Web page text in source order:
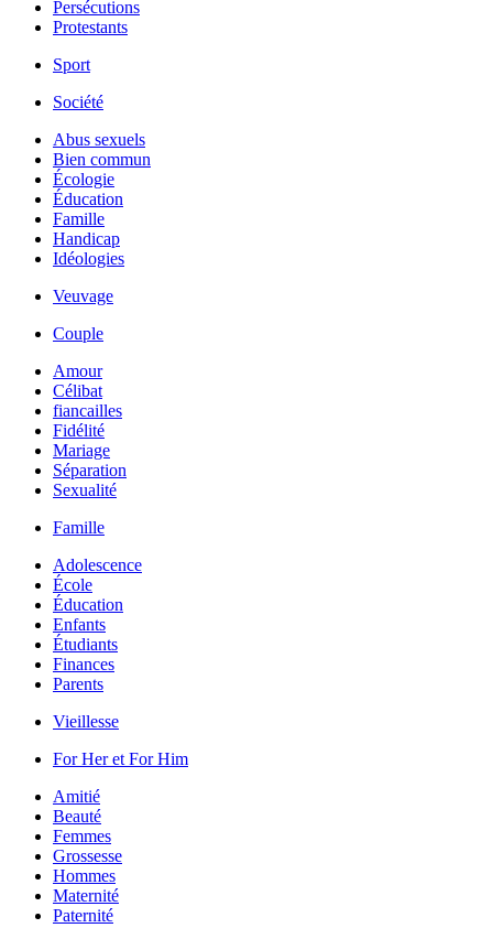
Persécutions
Protestants
Sport
Société
Abus sexuels
Bien commun
Écologie
Éducation
Famille
Handicap
Idéologies
Veuvage
Couple
Amour
Célibat
fiancailles
Fidélité
Mariage
Séparation
Sexualité
Famille
Adolescence
École
Éducation
Enfants
Étudiants
Finances
Parents
Vieillesse
For Her et For Him
Amitié
Beauté
Femmes
Grossesse
Hommes
Maternité
Paternité